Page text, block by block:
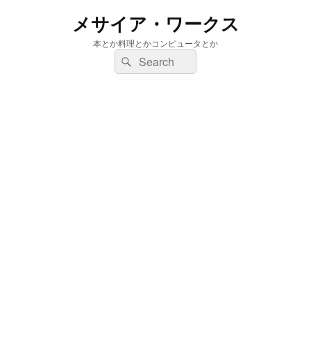
メサイア・ワークス
本とか料理とかコンピュータとか
検
索:
検
索